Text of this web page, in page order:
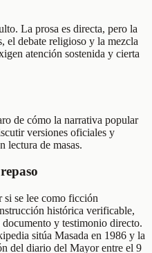
La prosa es directa, pero la
el debate religioso y la mezcla
atención sostenida y cierta
de cómo la narrativa popular
versiones oficiales y
lectura de masas.
si se lee como ficción
histórica verificable,
documento y testimonio directo.
sitúa Masada en 1986 y la
del diario del Mayor entre el 9